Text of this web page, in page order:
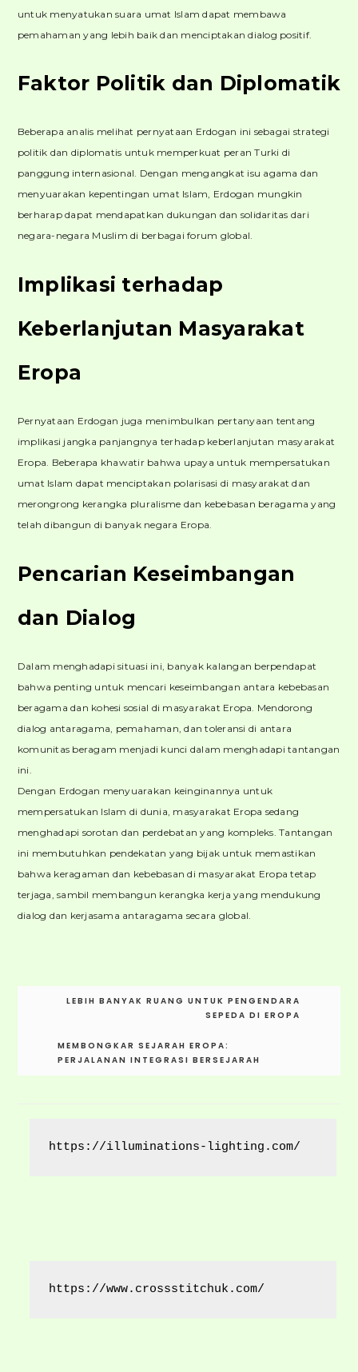
untuk menyatukan suara umat Islam dapat membawa
pemahaman yang lebih baik dan menciptakan dialog positif.
Faktor Politik dan Diplomatik
Beberapa analis melihat pernyataan Erdogan ini sebagai strategi
politik dan diplomatis untuk memperkuat peran Turki di
panggung internasional. Dengan mengangkat isu agama dan
menyuarakan kepentingan umat Islam, Erdogan mungkin
berharap dapat mendapatkan dukungan dan solidaritas dari
negara-negara Muslim di berbagai forum global.
Implikasi terhadap
Keberlanjutan Masyarakat
Eropa
Pernyataan Erdogan juga menimbulkan pertanyaan tentang
implikasi jangka panjangnya terhadap keberlanjutan masyarakat
Eropa. Beberapa khawatir bahwa upaya untuk mempersatukan
umat Islam dapat menciptakan polarisasi di masyarakat dan
merongrong kerangka pluralisme dan kebebasan beragama yang
telah dibangun di banyak negara Eropa.
Pencarian Keseimbangan
dan Dialog
Dalam menghadapi situasi ini, banyak kalangan berpendapat
bahwa penting untuk mencari keseimbangan antara kebebasan
beragama dan kohesi sosial di masyarakat Eropa. Mendorong
dialog antaragama, pemahaman, dan toleransi di antara
komunitas beragam menjadi kunci dalam menghadapi tantangan
ini.
Dengan Erdogan menyuarakan keinginannya untuk
mempersatukan Islam di dunia, masyarakat Eropa sedang
menghadapi sorotan dan perdebatan yang kompleks. Tantangan
ini membutuhkan pendekatan yang bijak untuk memastikan
bahwa keragaman dan kebebasan di masyarakat Eropa tetap
terjaga, sambil membangun kerangka kerja yang mendukung
dialog dan kerjasama antaragama secara global.
LEBIH BANYAK RUANG UNTUK PENGENDARA
SEPEDA DI EROPA
MEMBONGKAR SEJARAH EROPA:
PERJALANAN INTEGRASI BERSEJARAH
https://illuminations-lighting.com/
https://www.crossstitchuk.com/